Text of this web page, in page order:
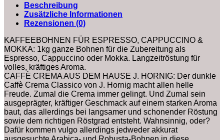
Beschreibung
Zusätzliche Informationen
Rezensionen (0)
KAFFEEBOHNEN FÜR ESPRESSO, CAPPUCCINO &
MOKKA: 1kg ganze Bohnen für die Zubereitung als
Espresso, Cappuccino oder Mokka. Langzeitröstung für
volles, kräftiges Aroma.
CAFFÈ CREMA AUS DEM HAUSE J. HORNIG: Der dunkle
Caffè Crema Classico von J. Hornig macht allen helle
Freude. Zumal die Crema immer gelingt. Und Zumal sein
ausgeprägter, kräftiger Geschmack auf einem starken Aroma
baut, das allerdings bei langsamer und schonender Röstung
sowie dem richtigen Röstgrad entsteht. Wahnsinnig, oder?
Dafür kommen vulgo allerdings jedweder akkurat